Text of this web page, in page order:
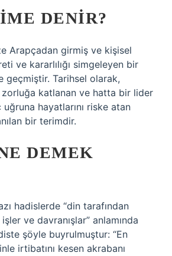
DENIR?
Arapçadan girmiş ve kişisel
ve kararlılığı simgeleyen bir
geçmiştir. Tarihsel olarak,
katlanan ve hatta bir lider
hayatlarını riske atan
bir terimdir.
DEMEK
hadislerde “din tarafından
ve davranışlar” anlamında
şöyle buyrulmuştur: “En
irtibatını kesen akrabanı